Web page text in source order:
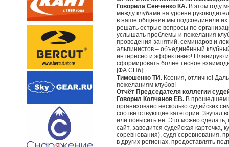
Говорила Сенченко КА. В этом году
между клубами на уровне
в наше общение мы подсоединили их
решать острые вопросы по
услышать проблемы и пожелания
проведения занятий, семинаров и
альпинистов – объединённый
интересно и эффективно! Планирую
сформировать более тесное
[ФА СПб].
Тимошенко ТИ . Ксения, отлично!
пожеланиям клубов!
Отчёт Председателя коллегии
Говорил Колчанов ЕВ. В прошедшем
организовано несколько судейских
соответствующие категории. Звучал
или повысить её. Это можно
сайт, заводится судейская карточка,
соревнования), судя соревнования,
в других регионах, предоставлять